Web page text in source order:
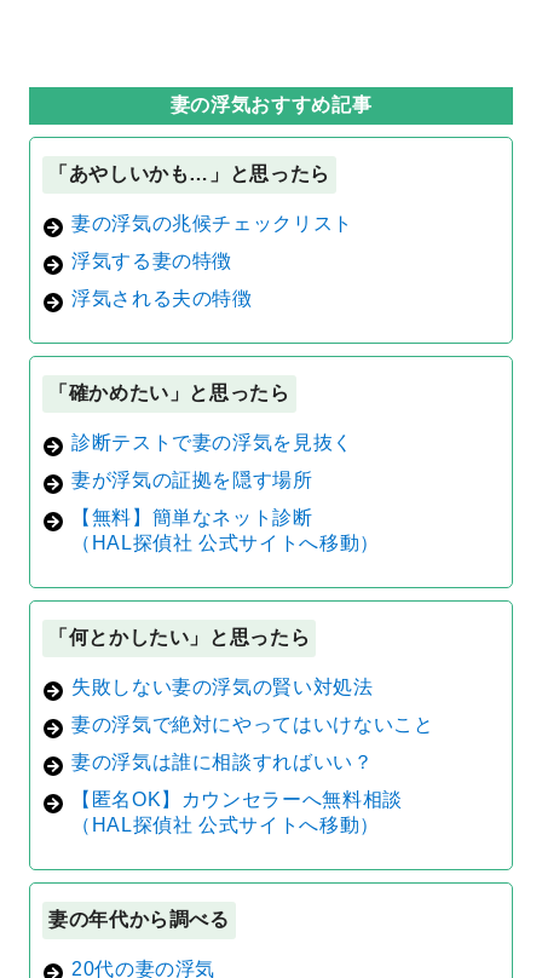
妻の浮気おすすめ記事
「あやしいかも…」と思ったら
妻の浮気の兆候チェックリスト
浮気する妻の特徴
浮気される夫の特徴
「確かめたい」と思ったら
診断テストで妻の浮気を見抜く
妻が浮気の証拠を隠す場所
【無料】簡単なネット診断
（HAL探偵社 公式サイトへ移動）
「何とかしたい」と思ったら
失敗しない妻の浮気の賢い対処法
妻の浮気で絶対にやってはいけないこと
妻の浮気は誰に相談すればいい？
【匿名OK】カウンセラーへ無料相談
（HAL探偵社 公式サイトへ移動）
妻の年代から調べる
20代の妻の浮気